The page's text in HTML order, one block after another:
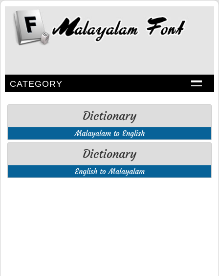
CATEGORY
Dictionary
Malayalam to English
Dictionary
English to Malayalam